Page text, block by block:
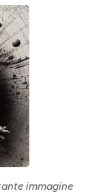
immagine